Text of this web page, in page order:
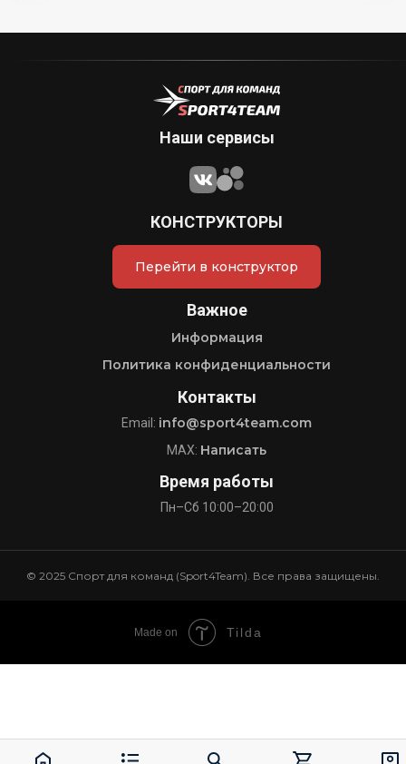
Наши сервисы
КОНСТРУКТОРЫ
Перейти в конструктор
Важное
Информация
Политика конфиденциальности
Контакты
Email: info@sport4team.com
MAX: Написать
Время работы
Пн–Сб 10:00–20:00
© 2025 Спорт для команд (Sport4Team). Все права защищены.
Made on Tilda